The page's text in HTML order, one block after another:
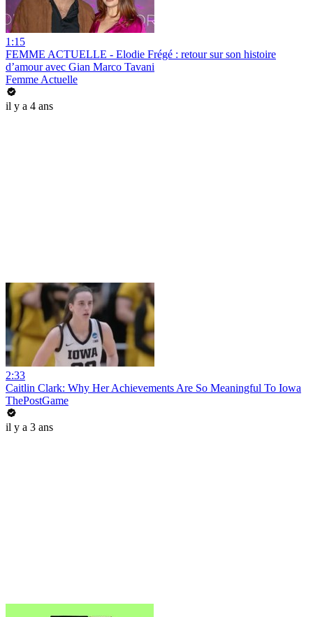
1:15
FEMME ACTUELLE - Elodie Frégé : retour sur son histoire
d’amour avec Gian Marco Tavani
Femme Actuelle
il y a 4 ans
2:33
Caitlin Clark: Why Her Achievements Are So Meaningful To Iowa
ThePostGame
il y a 3 ans